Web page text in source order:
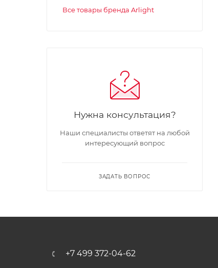
Все товары бренда Arlight
Нужна консультация?
Наши специалисты ответят на любой
интересующий вопрос
ЗАДАТЬ ВОПРОС
+7 499 372-04-62